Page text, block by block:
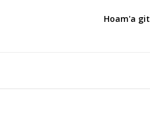
Hoam'a git